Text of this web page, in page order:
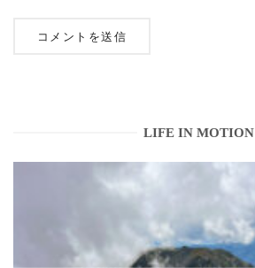
LIFE IN MOTION